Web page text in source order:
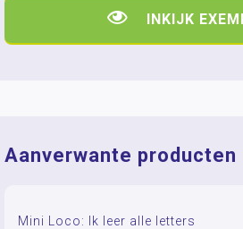
INKIJK
Aanverwante producten
Mini Loco: Ik leer alle letters